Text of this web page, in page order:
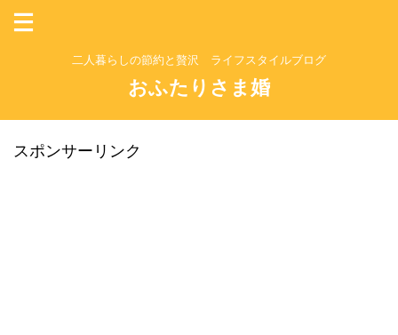
二人暮らしの節約と贅沢 ライフスタイルブログ
おふたりさま婚
スポンサーリンク